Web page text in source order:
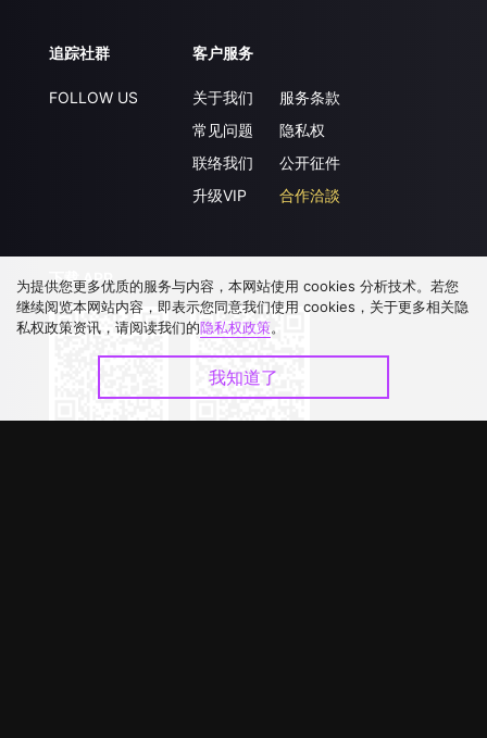
追踪社群
FOLLOW US
客户服务
关于我们
常见问题
联络我们
升级VIP
服务条款
隐私权
公开征件
合作洽談
下载 APP
为提供您更多优质的服务与内容，本网站使用 cookies 分析技术。若您
继续阅览本网站内容，即表示您同意我们使用 cookies，关于更多相关隐
私权政策资讯，请阅读我们的隐私权政策。
我知道了